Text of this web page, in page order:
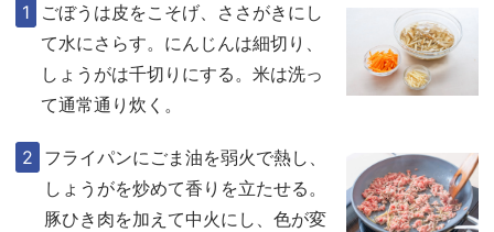
ごぼうは皮をこそげ、ささがきにし
て水にさらす。にんじんは細切り、
しょうがは千切りにする。米は洗っ
て通常通り炊く。
フライパンにごま油を弱火で熱し、
しょうがを炒めて香りを立たせる。
豚ひき肉を加えて中火にし、色が変